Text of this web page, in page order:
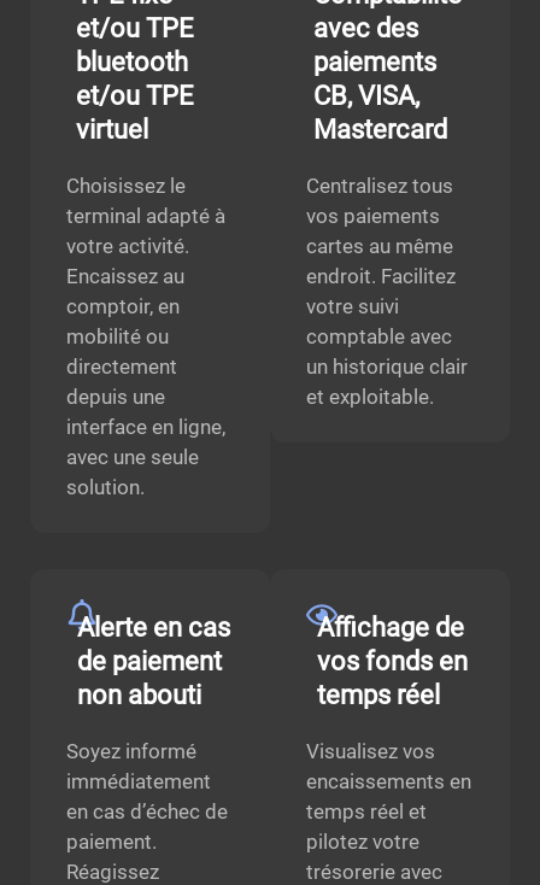
et/ou TPE
bluetooth
et/ou TPE
virtuel
Choisissez le
terminal adapté à
votre activité.
Encaissez au
comptoir, en
mobilité ou
directement
depuis une
interface en ligne,
avec une seule
solution.
avec des
paiements
CB, VISA,
Mastercard
Centralisez tous
vos paiements
cartes au même
endroit. Facilitez
votre suivi
comptable avec
un historique clair
et exploitable.
Alerte en cas
de paiement
non abouti
Soyez informé
immédiatement
en cas d’échec de
paiement.
Réagissez
Affichage de
vos fonds en
temps réel
Visualisez vos
encaissements en
temps réel et
pilotez votre
trésorerie avec